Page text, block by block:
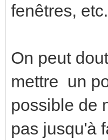
fenêtres,
On peut
mettre un
possible de
pas jusqu'à